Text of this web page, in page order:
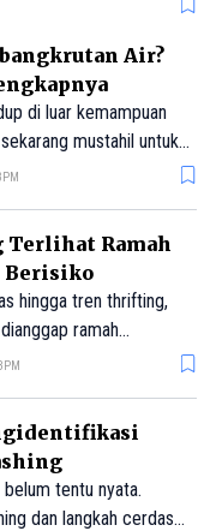
Air?
di luar kemampuan
mustahil untuk
ada sebelumnya,
Terlihat Ramah
Berisiko
hingga tren thrifting,
ramah
risiko bagi
belum tentu nyata.
dan langkah cerdas